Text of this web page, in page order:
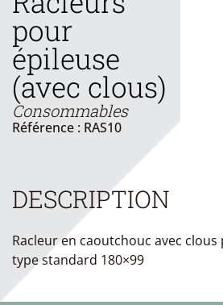
pour
épileuse
(avec clous)
Consommables
Référence : RAS10
DESCRIPTION
Racleur en caoutchouc avec
type standard 180×99